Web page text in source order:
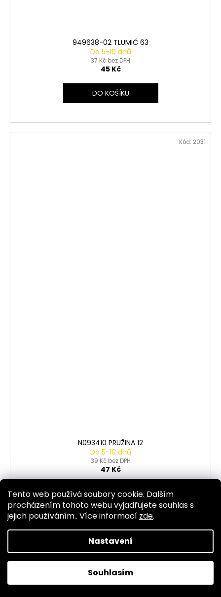
Tento web používá soubory cookie. Dalším
procházením tohoto webu vyjadřujete souhlas s
jejich používáním.. Více informací zde.
Nastavení
Souhlasím
949638-02 TLUMIČ 63
Do 5-10 dnů
37 Kč bez DPH
45 Kč
DO KOŠÍKU
N093410 PRUŽINA 12
Do 5-10 dnů
39 Kč bez DPH
47 Kč
DO KOŠÍKU
Kód: 2031